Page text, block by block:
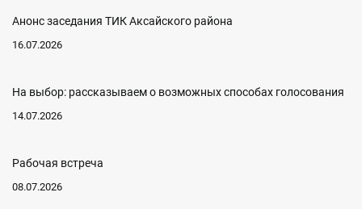
Анонс заседания ТИК Аксайского района
16.07.2026
На выбор: рассказываем о возможных способах голосования
14.07.2026
Рабочая встреча
08.07.2026